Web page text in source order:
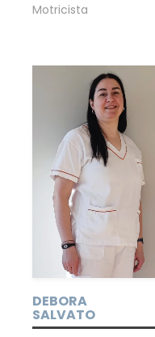
Motricista
DEBORA
SALVATO